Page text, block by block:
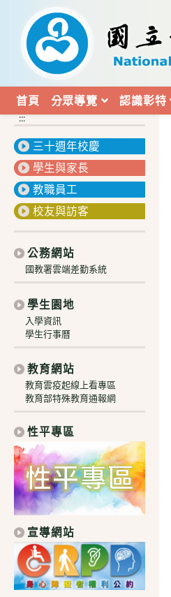
內
首頁 分眾導覽 認識彰特
:::
三十週年校慶
學生與家長
教職員工
校友與訪客
公務網站
國教署雲端差勤系統
學生園地
入學資訊
學生行事曆
教育網站
教育雲疫起線上看專區
教育部特殊教育通報網
性平專區
宣導網站